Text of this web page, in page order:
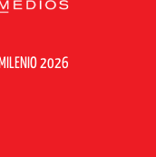
MILENIO 2026